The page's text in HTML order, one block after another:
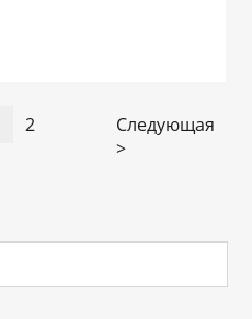
2
Следующая
>